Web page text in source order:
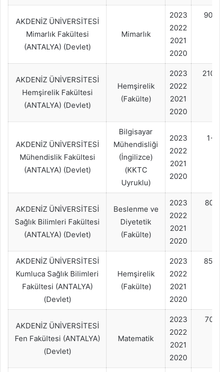
AKDENİZ ÜNİVERSİTESİ
Mimarlık Fakültesi
(ANTALYA) (Devlet)
Mimarlık
2023
2022
2021
2020
AKDENİZ ÜNİVERSİTESİ
Hemşirelik Fakültesi
(ANTALYA) (Devlet)
Hemşirelik
(Fakülte)
2023
2022
2021
2020
AKDENİZ ÜNİVERSİTESİ
Mühendislik Fakültesi
(ANTALYA) (Devlet)
Bilgisayar
Mühendisliği
(İngilizce)
(KKTC
Uyruklu)
2023
2022
2021
2020
AKDENİZ ÜNİVERSİTESİ
Sağlık Bilimleri Fakültesi
(ANTALYA) (Devlet)
Beslenme ve
Diyetetik
(Fakülte)
2023
2022
2021
2020
AKDENİZ ÜNİVERSİTESİ
Kumluca Sağlık Bilimleri
Fakültesi (ANTALYA)
(Devlet)
Hemşirelik
(Fakülte)
2023
2022
2021
2020
AKDENİZ ÜNİVERSİTESİ
Fen Fakültesi (ANTALYA)
(Devlet)
Matematik
2023
2022
2021
2020